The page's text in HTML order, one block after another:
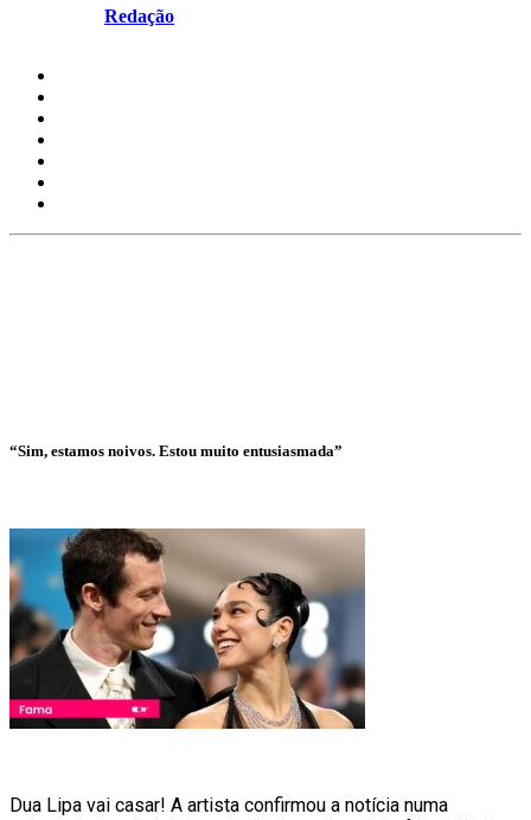
Redação
“Sim, estamos noivos. Estou muito entusiasmada”
Dua Lipa vai casar! A artista confirmou a notícia numa